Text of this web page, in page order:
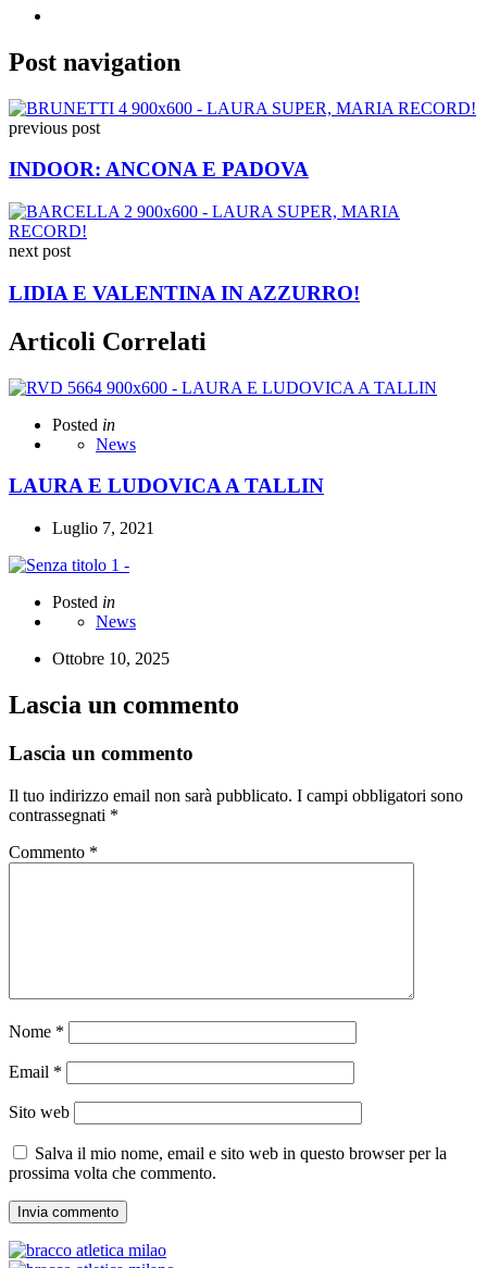
Post navigation
previous post
INDOOR: ANCONA E PADOVA
next post
LIDIA E VALENTINA IN AZZURRO!
Articoli Correlati
Posted in
News
LAURA E LUDOVICA A TALLIN
Luglio 7, 2021
Posted in
News
Ottobre 10, 2025
Lascia un commento
Lascia un commento
Il tuo indirizzo email non sarà pubblicato. I campi obbligatori sono
contrassegnati *
Commento *
Nome *
Email *
Sito web
Salva il mio nome, email e sito web in questo browser per la
prossima volta che commento.